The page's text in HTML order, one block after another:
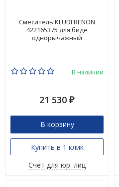
Смеситель KLUDI RENON
422165375 для биде
однорычажный
В наличии
21 530 ₽
В корзину
Купить в 1 клик
Счет для юр. лиц